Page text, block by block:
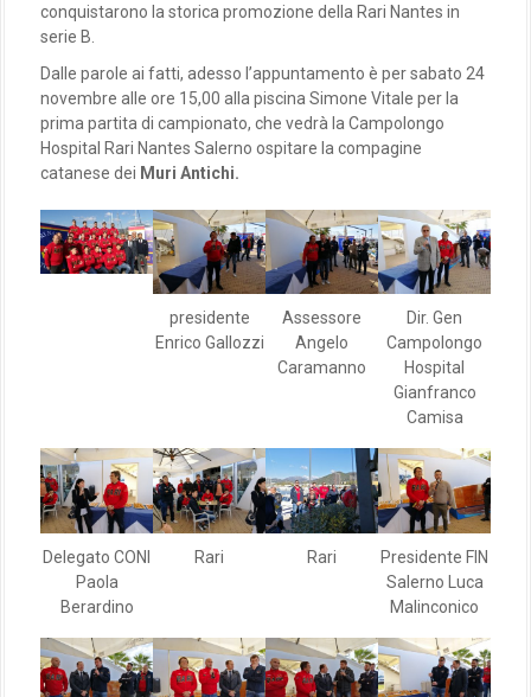
conquistarono la storica promozione della Rari Nantes in
serie B.
Dalle parole ai fatti, adesso l’appuntamento è per sabato 24
novembre alle ore 15,00 alla piscina Simone Vitale per la
prima partita di campionato, che vedrà la Campolongo
Hospital Rari Nantes Salerno ospitare la compagine
catanese dei Muri Antichi.
presidente
Enrico Gallozzi
Assessore
Angelo
Caramanno
Dir. Gen
Campolongo
Hospital
Gianfranco
Camisa
Delegato CONI
Paola
Berardino
Rari Rari
Presidente FIN
Salerno Luca
Malinconico